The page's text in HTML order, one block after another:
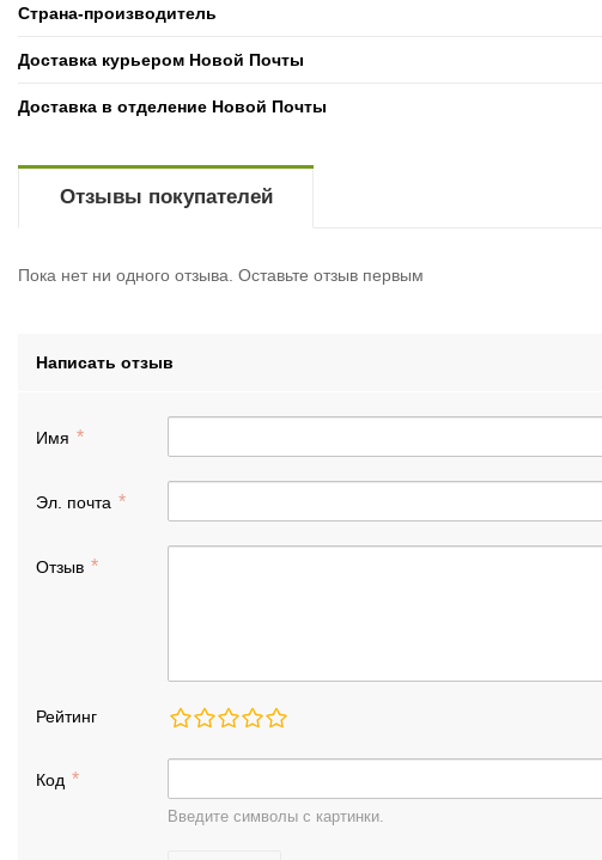
Страна-производитель
Доставка курьером Новой Почты
Доставка в отделение Новой Почты
Отзывы покупателей
Пока нет ни одного отзыва. Оставьте отзыв первым
Написать отзыв
Имя
Эл. почта
Отзыв
Рейтинг
Код
Введите символы с картинки.